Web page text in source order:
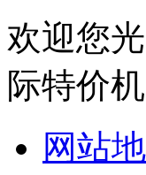
欢迎您
际特价机
网站